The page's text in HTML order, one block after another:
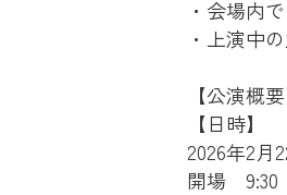
・会場内
・上演中
【公演概要
【日時】
2026年2月
開場